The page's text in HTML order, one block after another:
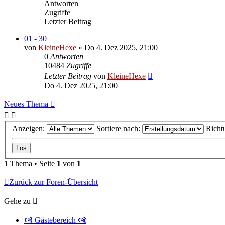
Antworten
Zugriffe
Letzter Beitrag
01 - 30
von KleineHexe » Do 4. Dez 2025, 21:00
0 Antworten
10484 Zugriffe
Letzter Beitrag von KleineHexe
Do 4. Dez 2025, 21:00
Neues Thema
Anzeigen: Sortiere nach:
1 Thema • Seite 1 von 1
Zurück zur Foren-Übersicht
Gehe zu
🙧 Gästebereich 🙧